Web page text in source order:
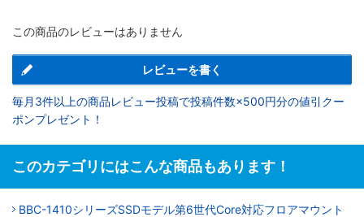
この商品のレビューはありません
レビューを書く
毎月3件以上の商品レビュー投稿で投稿件数×500円分の値引クー
ポンプレゼント！
このカテゴリにはこんな商品もあります！
BBC-1410シリーズSSDモデル第6世代Core対応フロアマウント